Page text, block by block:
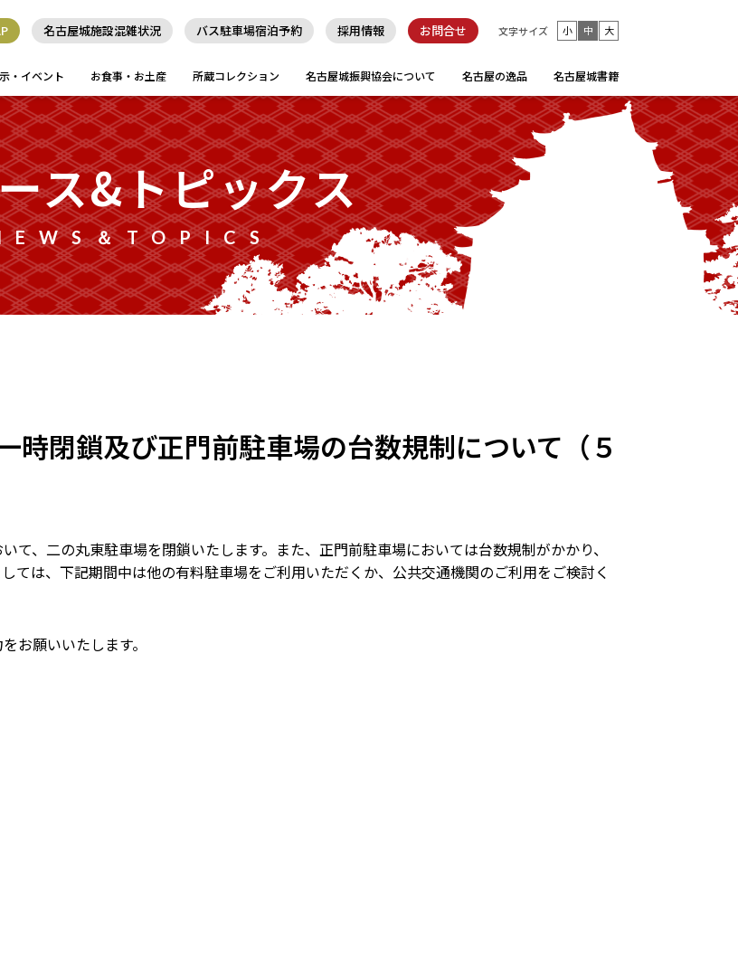
名古屋城施設混雑状況 バス駐車場宿泊予約 採用情報 お問合せ 文字サイズ 小 中 大
・イベント お食事・お土産 所蔵コレクション 名古屋城振興協会について 名古屋の逸品 名古屋城書籍
ス&トピックス
＆TOPICS
時閉鎖及び正門前駐車場の台数規制について（５
、二の丸東駐車場を閉鎖いたします。また、正門前駐車場においては台数規制がかかり、
ては、下記期間中は他の有料駐車場をご利用いただくか、公共交通機関のご利用をご検討く
お願いいたします。